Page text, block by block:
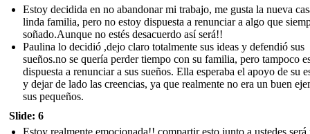
Estoy decidida en no abandonar mi trabajo, me gusta la nueva
linda familia, pero no estoy dispuesta a renunciar a algo que
soñado.Aunque no estés desacuerdo así será!!
Paulina lo decidió ,dejo claro totalmente sus ideas y defendió sus
sueños.no se quería perder tiempo con su familia, pero tampoco
dispuesta a renunciar a sus sueños. Ella esperaba el apoyo de su
y dejar de lado las creencias, ya que realmente no era un buen
sus pequeños.
Slide: 6
Estoy realmente emocionada!! compartir esto junto a ustedes será